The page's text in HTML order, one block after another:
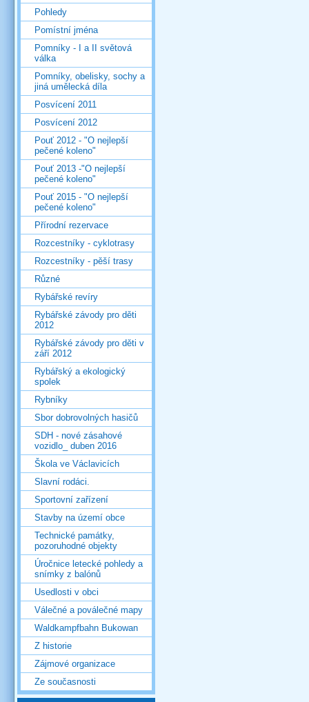
Pohledy
Pomístní jména
Pomníky - I a II světová
válka
Pomníky, obelisky, sochy a
jiná umělecká díla
Posvícení 2011
Posvícení 2012
Pouť 2012 - "O nejlepší
pečené koleno"
Pouť 2013 -"O nejlepší
pečené koleno"
Pouť 2015 - "O nejlepší
pečené koleno"
Přírodní rezervace
Rozcestníky - cyklotrasy
Rozcestníky - pěší trasy
Různé
Rybářské revíry
Rybářské závody pro děti
2012
Rybářské závody pro děti v
září 2012
Rybářský a ekologický
spolek
Rybníky
Sbor dobrovolných hasičů
SDH - nové zásahové
vozidlo_ duben 2016
Škola ve Václavicích
Slavní rodáci.
Sportovní zařízení
Stavby na území obce
Technické památky,
pozoruhodné objekty
Úročnice letecké pohledy a
snímky z balónů
Usedlosti v obci
Válečné a poválečné mapy
Waldkampfbahn Bukowan
Z historie
Zájmové organizace
Ze současnosti